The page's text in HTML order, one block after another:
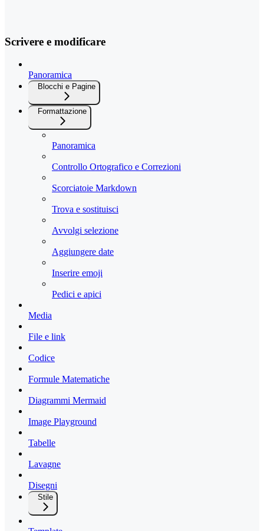
Scrivere e modificare
Panoramica
Blocchi e Pagine
Formattazione
Panoramica
Controllo Ortografico e Correzioni
Scorciatoie Markdown
Trova e sostituisci
Avvolgi selezione
Aggiungere date
Inserire emoji
Pedici e apici
Media
File e link
Codice
Formule Matematiche
Diagrammi Mermaid
Image Playground
Tabelle
Lavagne
Disegni
Stile